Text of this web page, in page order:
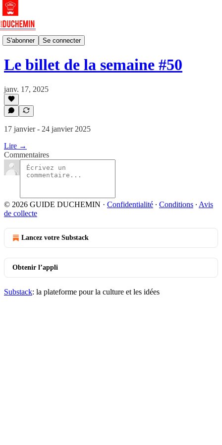
S'abonner Se connecter
🗞️ Billets hébdomadaires
Le billet de la semaine #50
janv. 17, 2025
17 janvier - 24 janvier 2025
Lire →
Commentaires
© 2026 GUIDE DUCHEMIN · Confidentialité ∙ Conditions ∙ Avis
de collecte
Lancez votre Substack
Obtenir l’appli
Substack: la plateforme pour la culture et les idées